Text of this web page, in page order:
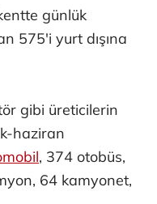
günlük
575'i yurt dışına
gibi üreticilerin
haziran
, 374 otobüs,
64 kamyonet,